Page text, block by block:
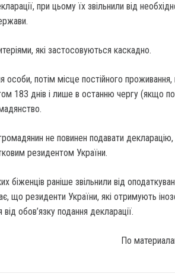
при цьому їх звільнили від
які застосовуються каскадно.
потім місце постійного
183 днів і лише в останню чергу (якщо
не повинен подавати
резидентом України.
біженців раніше звільнили від
що резиденти України, які отримують
обов’язку подання декларації.
По